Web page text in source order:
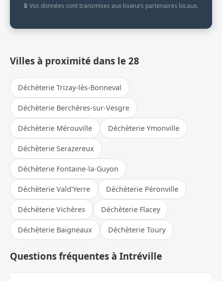
🔒 Vos données sont transmises aux loueurs partenaires locaux.
Villes à proximité dans le 28
Déchèterie Trizay-lès-Bonneval
Déchèterie Berchères-sur-Vesgre
Déchèterie Mérouville Déchèterie Ymonville
Déchèterie Serazereux
Déchèterie Fontaine-la-Guyon
Déchèterie Vald'Yerre Déchèterie Péronville
Déchèterie Vichères Déchèterie Flacey
Déchèterie Baigneaux Déchèterie Toury
Questions fréquentes à Intréville